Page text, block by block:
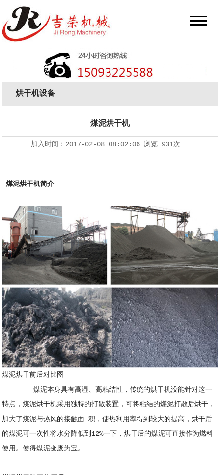
烘干机设备
煤泥烘干机
加入时间： 2017-02-08 08:02:06浏览 931次
煤泥烘干机简介
煤泥烘干前后对比图
煤泥本身具有高湿、高粘结性，传统的烘干机没能针对这一
特点，煤泥烘干机采用独特的打散装置，可将粘结的煤泥打散后烘干，
加大了煤泥与热风的接触面 积，使热利用率得到较大的提高，烘干后
的煤泥可一次性将水分降低到12%一下，烘干后的煤泥可直接作为燃料
使用。使得煤泥变废为宝。